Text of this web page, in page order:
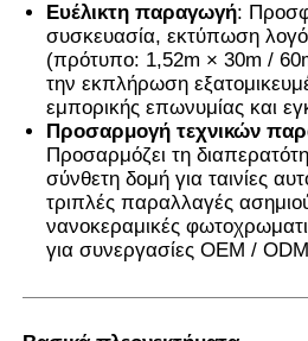
Ευέλικτη παραγωγή:
συσκευασία, εκτύπωση
(πρότυπο: 1,52m × 30m /
την εκπλήρωση
εμπορικής επωνυμίας και
Προσαρμογή τεχνικών
Προσαρμόζει τη
σύνθετη δομή για ταινίες
τριπλές παραλλαγές
νανοκεραμικές
για συνεργασίες OEM /